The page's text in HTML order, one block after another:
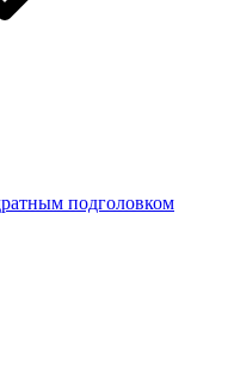
подголовком